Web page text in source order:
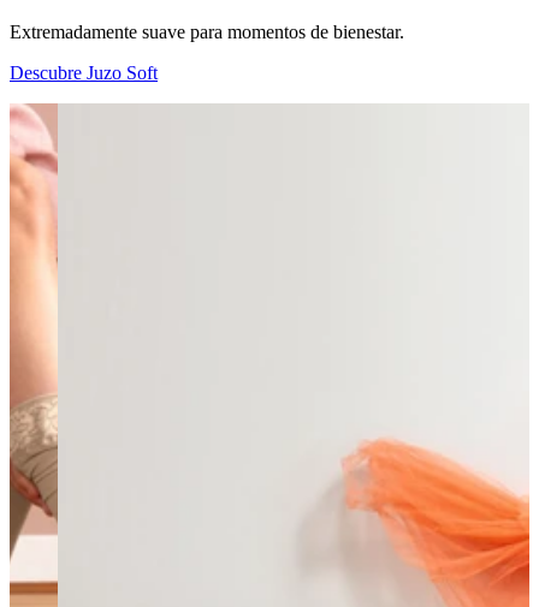
Extremadamente suave para momentos de bienestar.
Descubre Juzo Soft